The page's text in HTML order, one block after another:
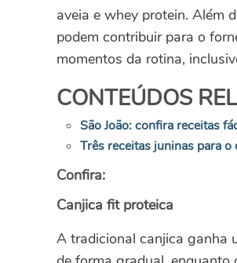
aveia e whey protein. Além
podem contribuir para o
momentos da rotina,
CONTEÚDOS
São João: confira receitas
Três receitas juninas para o
Confira:
Canjica fit proteica
A tradicional canjica ganha